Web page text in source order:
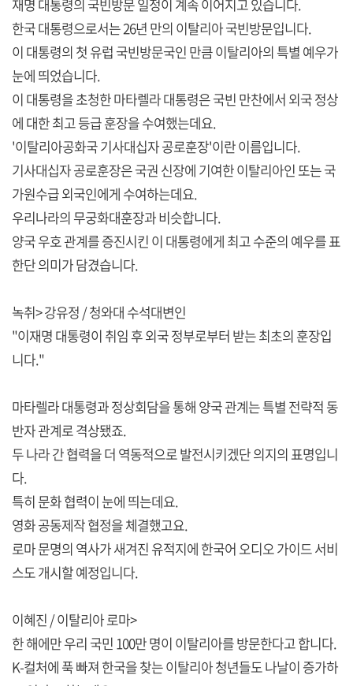
재명 대통령의 국빈방문 일정이 계속 이어지고 있습니다.
한국 대통령으로서는 26년 만의 이탈리아 국빈방문입니다.
이 대통령의 첫 유럽 국빈방문국인 만큼 이탈리아의 특별 예우가
눈에 띄었습니다.
이 대통령을 초청한 마타렐라 대통령은 국빈 만찬에서 외국 정상
에 대한 최고 등급 훈장을 수여했는데요.
'이탈리아공화국 기사대십자 공로훈장'이란 이름입니다.
기사대십자 공로훈장은 국권 신장에 기여한 이탈리아인 또는 국
가원수급 외국인에게 수여하는데요.
우리나라의 무궁화대훈장과 비슷합니다.
양국 우호 관계를 증진시킨 이 대통령에게 최고 수준의 예우를 표
한단 의미가 담겼습니다.
녹취> 강유정 / 청와대 수석대변인
"이재명 대통령이 취임 후 외국 정부로부터 받는 최초의 훈장입
니다."
마타렐라 대통령과 정상회담을 통해 양국 관계는 특별 전략적 동
반자 관계로 격상됐죠.
두 나라 간 협력을 더 역동적으로 발전시키겠단 의지의 표명입니
다.
특히 문화 협력이 눈에 띄는데요.
영화 공동제작 협정을 체결했고요.
로마 문명의 역사가 새겨진 유적지에 한국어 오디오 가이드 서비
스도 개시할 예정입니다.
이혜진 / 이탈리아 로마>
한 해에만 우리 국민 100만 명이 이탈리아를 방문한다고 합니다.
K-컬처에 푹 빠져 한국을 찾는 이탈리아 청년들도 나날이 증가하